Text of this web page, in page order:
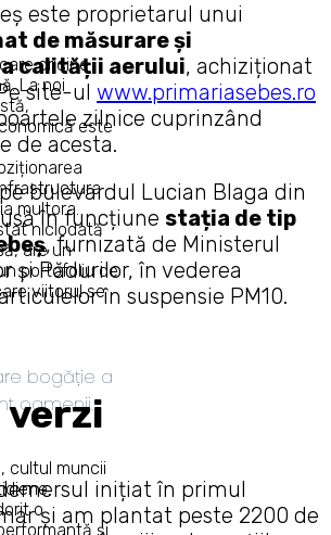
oricine
La noi
este
multora.
niciodată
are un
portofoliu de
viitorul se
bogăție a
oamenii.
cultul muncii
o
și
este proprietarul unui
de măsurare și
calității aerului, achiziționat
site-ul www.primariasebes.ro
zilnice cuprinzând
de acesta.
bulevardul Lucian Blaga din
în funcțiune stația de tip
, furnizată de Ministerul
și Pădurilor, în vederea
în suspensie PM10.
inițiat în primul
și am plantat peste 2200 de